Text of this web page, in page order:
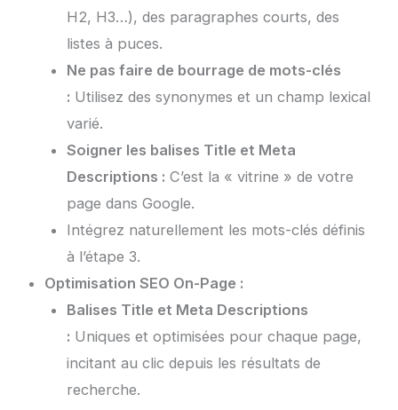
H2, H3…), des paragraphes courts, des
listes à puces.
Ne pas faire de bourrage de mots-clés
: Utilisez des synonymes et un champ lexical
varié.
Soigner les balises Title et Meta
Descriptions : C’est la « vitrine » de votre
page dans Google.
Intégrez naturellement les mots-clés définis
à l’étape 3.
Optimisation SEO On-Page :
Balises Title et Meta Descriptions
: Uniques et optimisées pour chaque page,
incitant au clic depuis les résultats de
recherche.